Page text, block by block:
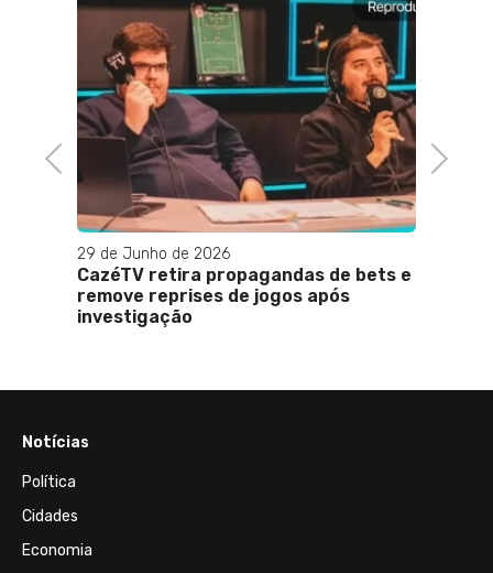
Previous
29 de Junho de 2026
CazéTV retira propagandas de bets e
remove reprises de jogos após
investigação
Next
Notícias
Política
Cidades
Economia